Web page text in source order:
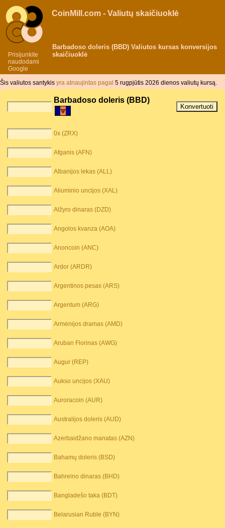
Prisijunkite
naudodami
Google
CoinMill.com - Valiutų skaičiuoklė
Barbadoso doleris (BBD) Valiutos kursas konversijos
skaičiuoklė
Šis valiutos santykis yra atnaujintas pagal 5 rugpjūtis 2026 dienos valiutų kursą.
Barbadoso doleris (BBD)
0x (ZRX)
Afganis (AFN)
Albanijos lekas (ALL)
Aliuminio uncijos (XAL)
Alžyro dinaras (DZD)
Angolos kvanza (AOA)
Anoncoin (ANC)
Ardor (ARDR)
Argentinos pesas (ARS)
Argentum (ARG)
Armėnijos dramas (AMD)
Aruban Florinas (AWG)
Augur (REP)
Aukso uncijos (XAU)
Auroracoin (AUR)
Australijos doleris (AUD)
Azerbaidžano manatas (AZN)
Bahamų doleris (BSD)
Bahreino dinaras (BHD)
Bangladešo taka (BDT)
Belarusian Ruble (BYN)